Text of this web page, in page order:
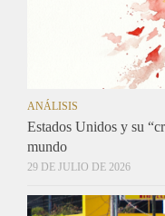
ANÁLISIS
Estados Unidos y su
mundo
29 DE JULIO DE 2026